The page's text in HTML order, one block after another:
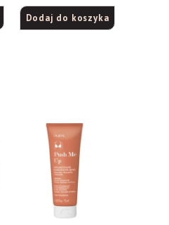
Dodaj do koszyka